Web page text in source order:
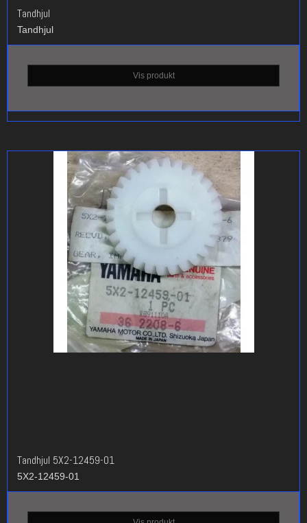
Tandhjul
Tandhjul
Vis produkt
Tandhjul 5X2-12459-01
5X2-12459-01